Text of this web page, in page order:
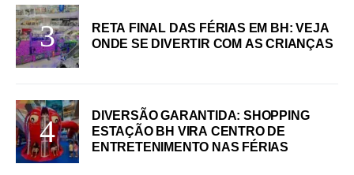
RETA FINAL DAS FÉRIAS EM BH: VEJA
ONDE SE DIVERTIR COM AS CRIANÇAS
DIVERSÃO GARANTIDA: SHOPPING
ESTAÇÃO BH VIRA CENTRO DE
ENTRETENIMENTO NAS FÉRIAS